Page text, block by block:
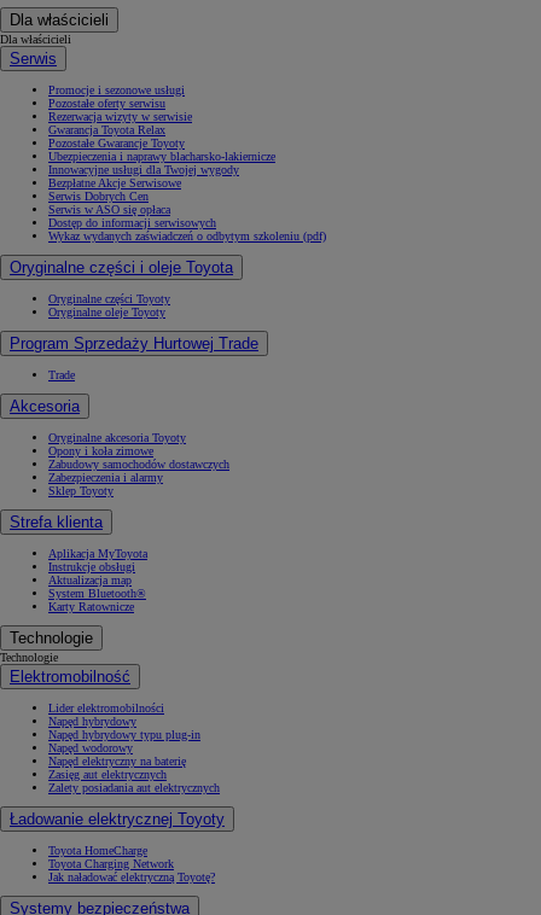
Dla właścicieli
Dla właścicieli
Serwis
Promocje i sezonowe usługi
Pozostałe oferty serwisu
Rezerwacja wizyty w serwisie
Gwarancja Toyota Relax
Pozostałe Gwarancje Toyoty
Ubezpieczenia i naprawy blacharsko-lakiernicze
Innowacyjne usługi dla Twojej wygody
Bezpłatne Akcje Serwisowe
Serwis Dobrych Cen
Serwis w ASO się opłaca
Dostęp do informacji serwisowych
Wykaz wydanych zaświadczeń o odbytym szkoleniu (pdf)
Oryginalne części i oleje Toyota
Oryginalne części Toyoty
Oryginalne oleje Toyoty
Program Sprzedaży Hurtowej Trade
Trade
Akcesoria
Oryginalne akcesoria Toyoty
Opony i koła zimowe
Zabudowy samochodów dostawczych
Zabezpieczenia i alarmy
Sklep Toyoty
Strefa klienta
Aplikacja MyToyota
Instrukcje obsługi
Aktualizacja map
System Bluetooth®
Karty Ratownicze
Technologie
Technologie
Elektromobilność
Lider elektromobilności
Napęd hybrydowy
Napęd hybrydowy typu plug-in
Napęd wodorowy
Napęd elektryczny na baterię
Zasięg aut elektrycznych
Zalety posiadania aut elektrycznych
Ładowanie elektrycznej Toyoty
Toyota HomeCharge
Toyota Charging Network
Jak naładować elektryczną Toyotę?
Systemy bezpieczeństwa